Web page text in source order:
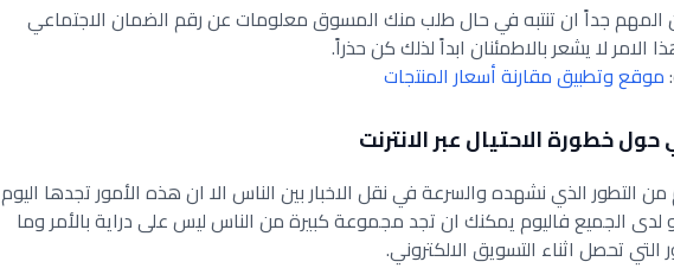
جداً ان تنتبه في حال طلب منك المسوق معلومات عن رقم الضمان الاجتماعي
الامر لا يشعر بالاطمئنان ابداً لذلك كن حذراً.
موقع وتطبيق مقارنة أسعار المنتجات
من التطور الذي نشهده والسرعة في نقل الاخبار بين الناس الا ان هذه الأمور تجدها اليوم
لدى الجميع فاليوم يمكنك ان تجد مجموعة كبيرة من الناس ليس على دراية بالأمر وما
تحصل اثناء التسويق الالكتروني.